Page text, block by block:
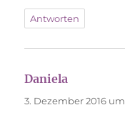
Antworten
Daniela
3. Dezember 2016 um